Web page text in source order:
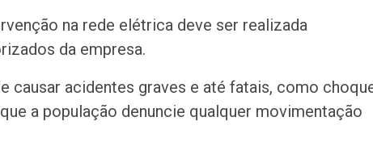
na rede elétrica deve ser realizada
da empresa.
causar acidentes graves e até fatais, como
a população denuncie qualquer movimentação